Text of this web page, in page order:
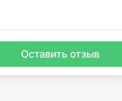
Оставить отзыв